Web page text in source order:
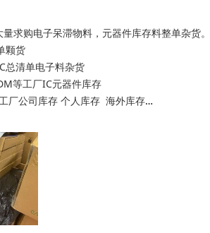
量求购电子呆滞物料，元器件库存料整单杂货。
颗货
总清单电子料杂货
等工厂IC元器件库存
厂公司库存 个人库存  海外库存
芯片电子元器件型号核算价格
灵活运用
价回收清单，电子元器件清单整单打包！
林木生